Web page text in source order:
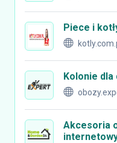
Piece i
Kolonie dla
Akcesoria